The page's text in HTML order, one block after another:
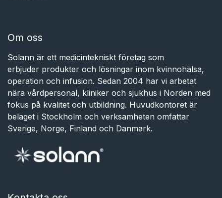
Om oss
Solann är ett medicintekniskt företag som
erbjuder produkter och lösningar inom kvinnohälsa,
operation och infusion. Sedan 2004 har vi arbetat
nära vårdpersonal, kliniker och sjukhus i Norden med
fokus på kvalitet och utbildning. Huvudkontoret är
beläget i Stockholm och verksamheten omfattar
Sverige, Norge, Finland och Danmark.